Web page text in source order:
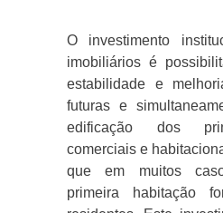
O investimento
imobiliários é
estabilidade e
futuras e
edificação dos
comerciais e
que em muitos
primeira habitação